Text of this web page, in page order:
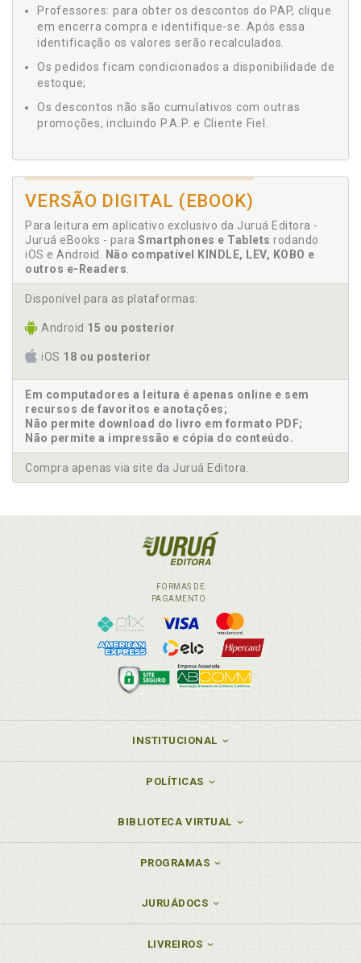
Professores: para obter os descontos do PAP, clique
em encerra compra e identifique-se. Após essa
identificação os valores serão recalculados.
Os pedidos ficam condicionados a disponibilidade de
estoque;
Os descontos não são cumulativos com outras
promoções, incluindo P.A.P. e Cliente Fiel.
VERSÃO DIGITAL (EBOOK)
Para leitura em aplicativo exclusivo da Juruá Editora -
Juruá eBooks - para Smartphones e Tablets rodando
iOS e Android.
Não compatível KINDLE, LEV, KOBO e
outros e-Readers
Disponível para as plataformas:
Android 15 ou posterior
iOS 18 ou posterior
Em computadores a leitura é apenas online e sem
recursos de favoritos e anotações;
Não permite download do livro em formato PDF;
Não permite a impressão e cópia do conteúdo.
Compra apenas via site da Juruá Editora.
FORMAS DE
PAGAMENTO
INSTITUCIONAL
POLÍTICAS
BIBLIOTECA VIRTUAL
PROGRAMAS
JURUÁDOCS
LIVREIROS